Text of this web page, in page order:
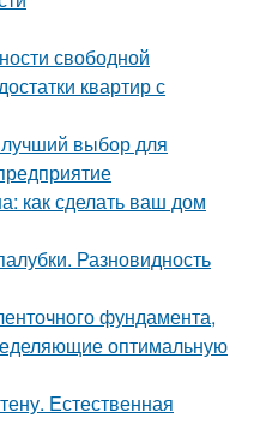
свободной
квартир с
выбор для
как сделать ваш дом
Разновидность
фундамента,
оптимальную
Естественная